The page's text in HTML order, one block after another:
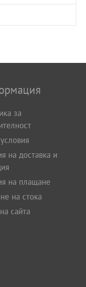
за
на доставка и
на плащане
на стока
сайта